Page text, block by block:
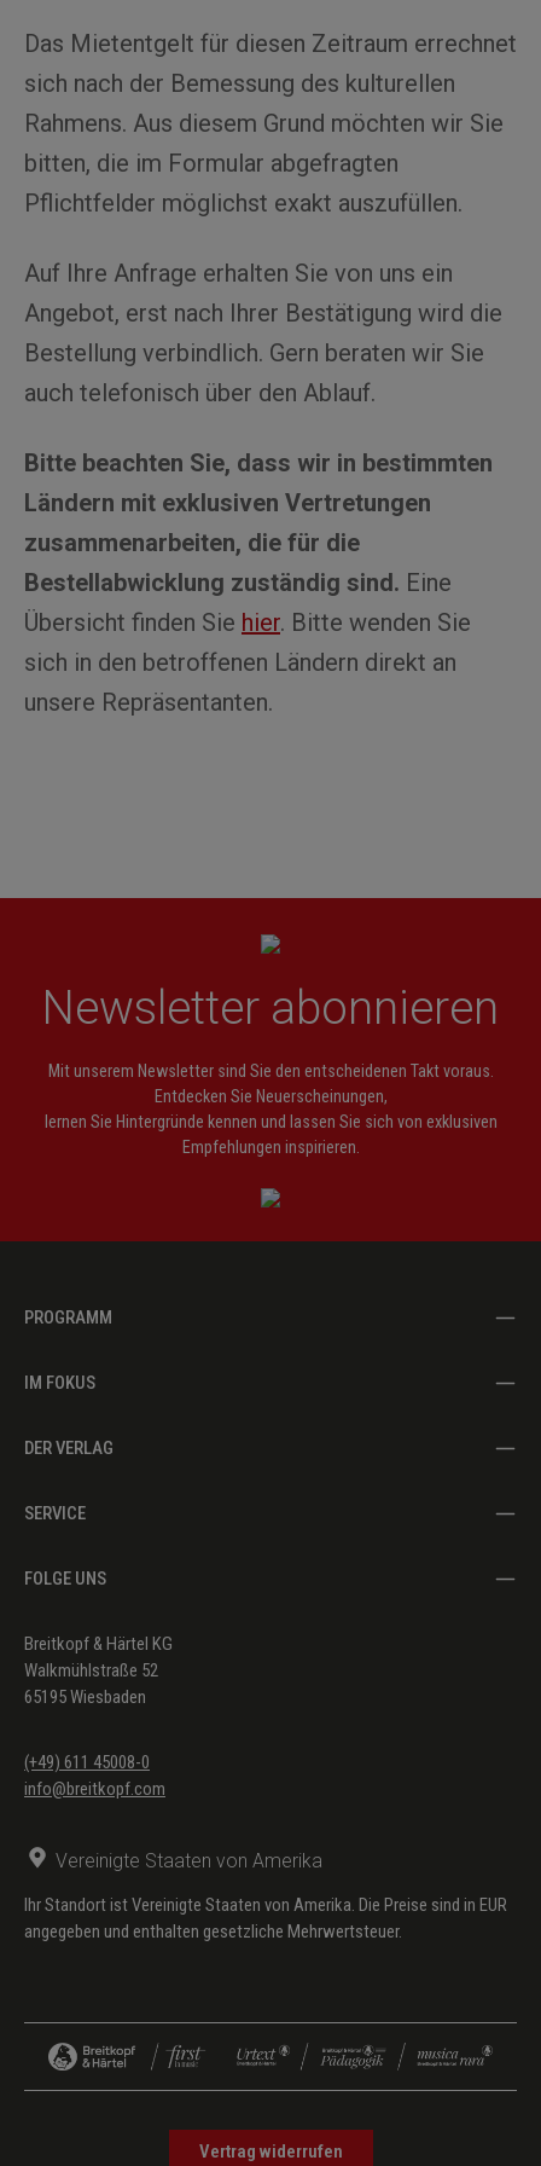
Das Mietentgelt für diesen Zeitraum errechnet
sich nach der Bemessung des kulturellen
Rahmens. Aus diesem Grund möchten wir Sie
bitten, die im Formular abgefragten
Pflichtfelder möglichst exakt auszufüllen.
Auf Ihre Anfrage erhalten Sie von uns ein
Angebot, erst nach Ihrer Bestätigung wird die
Bestellung verbindlich. Gern beraten wir Sie
auch telefonisch über den Ablauf.
Bitte beachten Sie, dass wir in bestimmten
Ländern mit exklusiven Vertretungen
zusammenarbeiten, die für die
Bestellabwicklung zuständig sind. Eine
Übersicht finden Sie hier. Bitte wenden Sie
sich in den betroffenen Ländern direkt an
unsere Repräsentanten.
Newsletter abonnieren
Mit unserem Newsletter sind Sie den entscheidenen Takt voraus.
Entdecken Sie Neuerscheinungen,
lernen Sie Hintergründe kennen und lassen Sie sich von exklusiven
Empfehlungen inspirieren.
PROGRAMM
IM FOKUS
DER VERLAG
SERVICE
FOLGE UNS
Breitkopf & Härtel KG
Walkmühlstraße 52
65195 Wiesbaden
(+49) 611 45008-0
info@breitkopf.com
Vereinigte Staaten von Amerika
Ihr Standort ist Vereinigte Staaten von Amerika. Die Preise sind in EUR
angegeben und enthalten gesetzliche Mehrwertsteuer.
Vertrag widerrufen